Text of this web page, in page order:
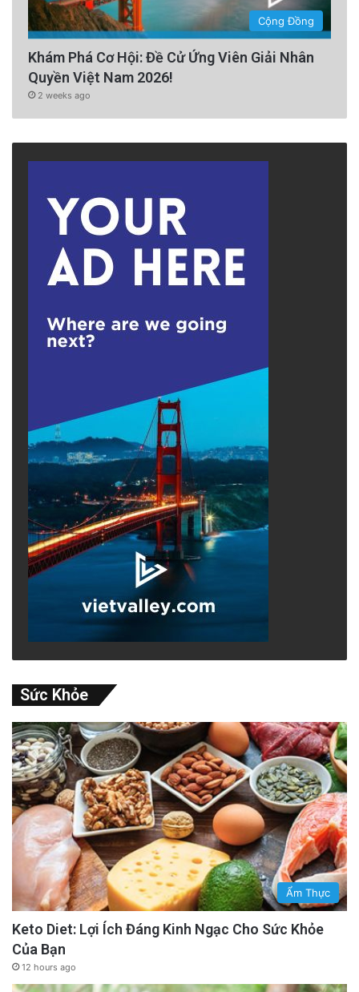
Cộng Đồng
Khám Phá Cơ Hội: Đề Cử Ứng Viên Giải Nhân
Quyền Việt Nam 2026!
2 weeks ago
Sức Khỏe
Ẩm Thực
Keto Diet: Lợi Ích Đáng Kinh Ngạc Cho Sức Khỏe
Của Bạn
12 hours ago